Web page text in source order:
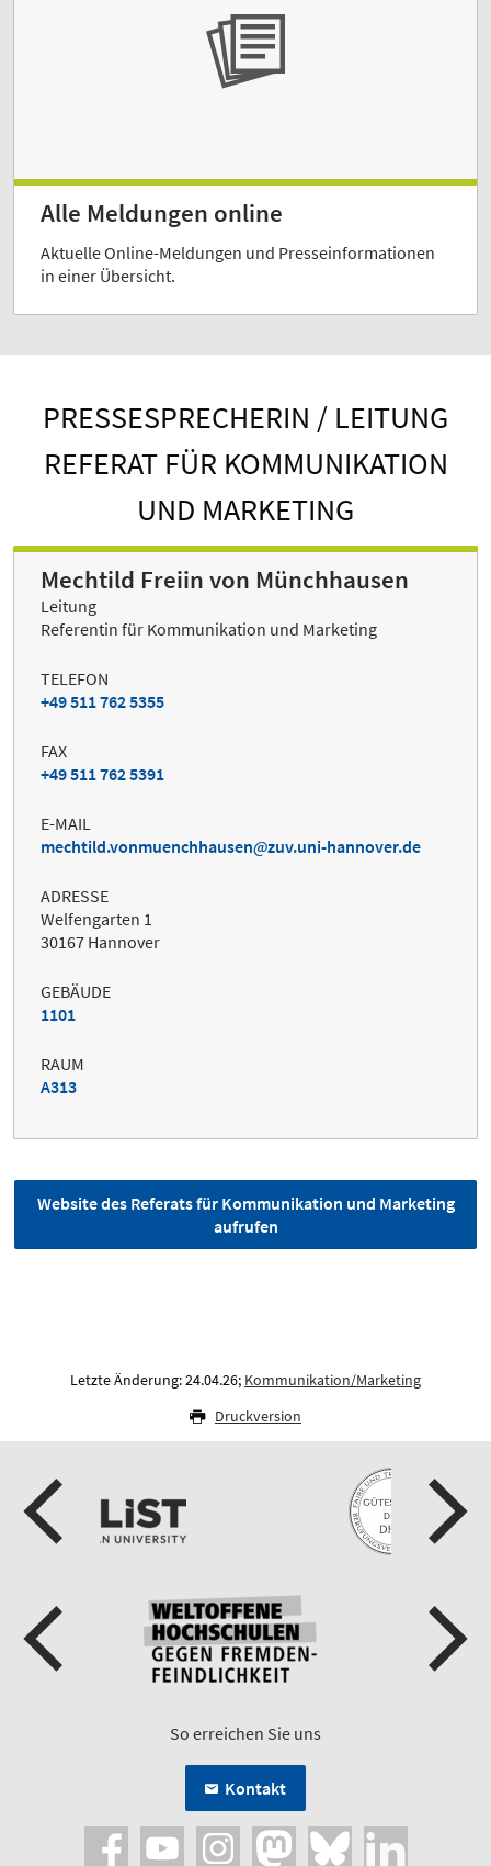
Alle Meldungen online
Aktuelle Online-Meldungen und Presseinformationen
in einer Übersicht.
PRESSESPRECHERIN / LEITUNG
REFERAT FÜR KOMMUNIKATION
UND MARKETING
Mechtild Freiin von Münchhausen
Leitung
Referentin für Kommunikation und Marketing
TELEFON
+49 511 762 5355
FAX
+49 511 762 5391
E-MAIL
mechtild.vonmuenchhausen
zuv.uni-hannover.de
ADRESSE
Welfengarten 1
30167 Hannover
GEBÄUDE
1101
RAUM
A313
Website des Referats für Kommunikation und Marketing
aufrufen
Letzte Änderung: 24.04.26; Kommunikation/Marketing
Druckversion
So erreichen Sie uns
Kontakt